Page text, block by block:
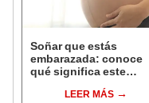
Soñar que estás
embarazada: conoce
qué significa este
LEER MÁS